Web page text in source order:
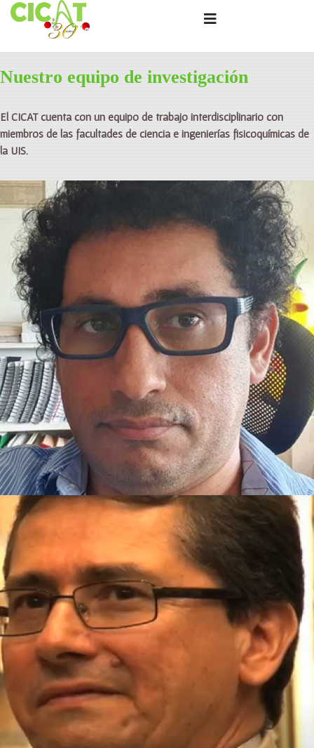
Nuestro equipo de investigación
El CICAT cuenta con un equipo de trabajo interdisciplinario con
miembros de las facultades de ciencia e ingenierías fisicoquímicas de
la UIS.